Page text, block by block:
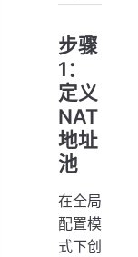
步骤
1：
定义
NAT
地址
池
在全局
配置模
式下创